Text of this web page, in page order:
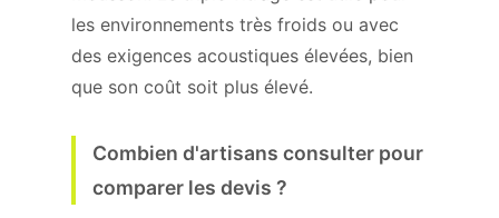
les environnements très froids ou avec
des exigences acoustiques élevées, bien
que son coût soit plus élevé.
Combien d'artisans consulter pour
comparer les devis ?